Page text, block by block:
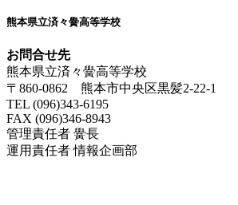
熊本県立済々黌高等学校
お問合せ先
熊本県立済々黌高等学校
〒860-0862 熊本市中央区黒髪2-22-1
TEL (096)343-6195
FAX (096)346-8943
管理責任者 黌長
運用責任者 情報企画部